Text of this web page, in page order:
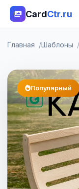
CardCtr.ru
Главная Шаблоны
Популярный